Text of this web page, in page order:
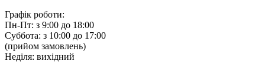
Графік роботи:
Пн-Пт: з 9:00 до 18:00
Суббота: з 10:00 до 17:00
(прийом замовлень)
Неділя: вихідний